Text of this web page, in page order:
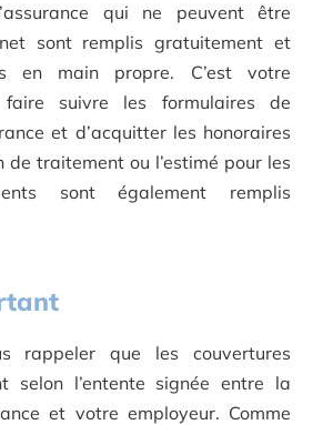
qui ne peuvent être
sont remplis gratuitement et
en main propre. C’est votre
faire suivre les formulaires de
et d’acquitter les honoraires
traitement ou l’estimé pour les
sont également remplis
rappeler que les couvertures
selon l’entente signée entre la
et votre employeur. Comme